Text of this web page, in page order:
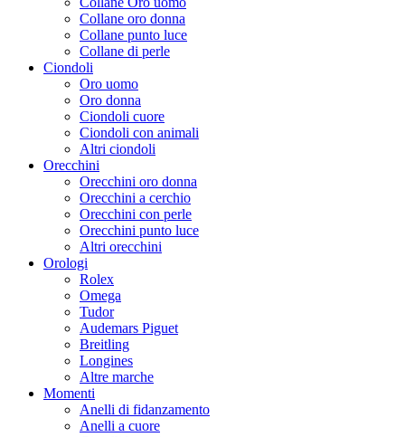
Collane oro donna
Collane punto luce
Collane di perle
Ciondoli
Oro uomo
Oro donna
Ciondoli cuore
Ciondoli con animali
Altri ciondoli
Orecchini
Orecchini oro donna
Orecchini a cerchio
Orecchini con perle
Orecchini punto luce
Altri orecchini
Orologi
Rolex
Omega
Tudor
Audemars Piguet
Breitling
Longines
Altre marche
Momenti
Anelli di fidanzamento
Anelli a cuore